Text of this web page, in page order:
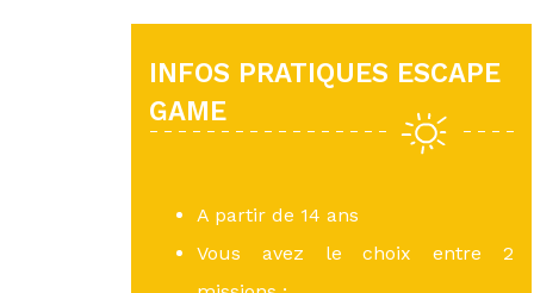
INFOS PRATIQUES ESCAPE
GAME
A partir de 14 ans
Vous avez le choix entre 2